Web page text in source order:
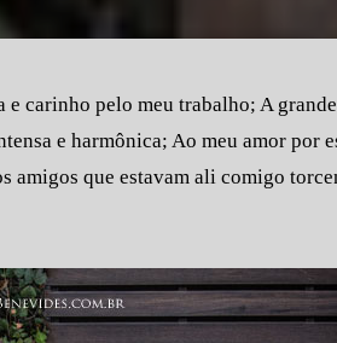
carinho pelo meu trabalho; A
e harmônica; Ao meu amor por
amigos que estavam ali comigo